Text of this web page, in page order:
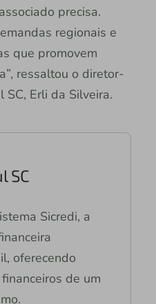
precisa.
regionais e
que promovem
ressaltou o diretor-
SC, Erli da Silveira.
SC
Sicredi, a
oferecendo
de um